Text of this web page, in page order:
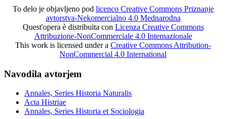
To delo je objavljeno pod licenco Creative Commons Priznanje
avtorstva-Nekomercialno 4.0 Mednarodna
Quest'opera è distribuita con Licenza Creative Commons
Attribuzione-NonCommerciale 4.0 Internazionale
This work is licensed under a Creative Commons Attribution-
NonCommercial 4.0 International
Navodila avtorjem
Annales, Series Historia Naturalis
Acta Histriae
Annales, Series Historia et Sociologia